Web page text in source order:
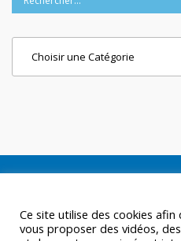
Ce site utilise des cookies
vous proposer des vidéos,